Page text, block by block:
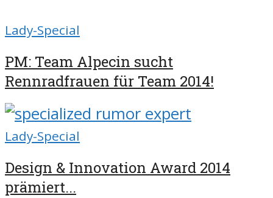
Lady-Special
PM: Team Alpecin sucht
Rennradfrauen für Team 2014!
Lady-Special
Design & Innovation Award 2014
prämiert...